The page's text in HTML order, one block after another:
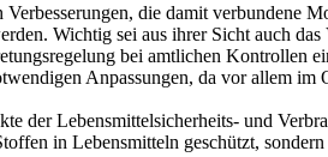
die damit verbundene
Wichtig sei aus ihrer Sicht auch
bei amtlichen Kontrollen
Anpassungen, da vor allem im
der Lebensmittelsicherheits- und
in Lebensmitteln geschützt,